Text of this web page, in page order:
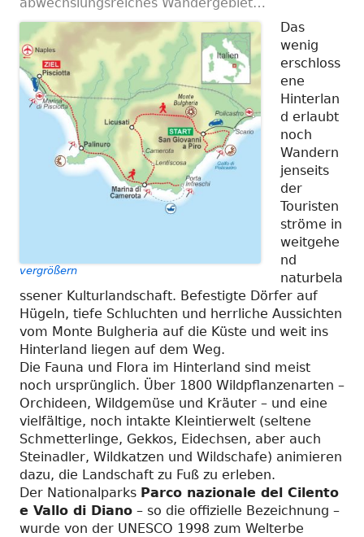
vergrößern
Das
wenig
erschloss
ene
Hinterlan
d erlaubt
noch
Wandern
jenseits
der
Touristen
ströme in
weitgehe
nd
naturbela
ssener Kulturlandschaft. Befestigte Dörfer auf
Hügeln, tiefe Schluchten und herrliche Aussichten
vom Monte Bulgheria auf die Küste und weit ins
Hinterland liegen auf dem Weg.
Die Fauna und Flora im Hinterland sind meist
noch ursprünglich. Über 1800 Wildpflanzenarten –
Orchideen, Wildgemüse und Kräuter – und eine
vielfältige, noch intakte Kleintierwelt (seltene
Schmetterlinge, Gekkos, Eidechsen, aber auch
Steinadler, Wildkatzen und Wildschafe) animieren
dazu, die Landschaft zu Fuß zu erleben.
Der Nationalparks Parco nazionale del Cilento
e Vallo di Diano – so die offizielle Bezeichnung –
wurde von der UNESCO 1998 zum Welterbe